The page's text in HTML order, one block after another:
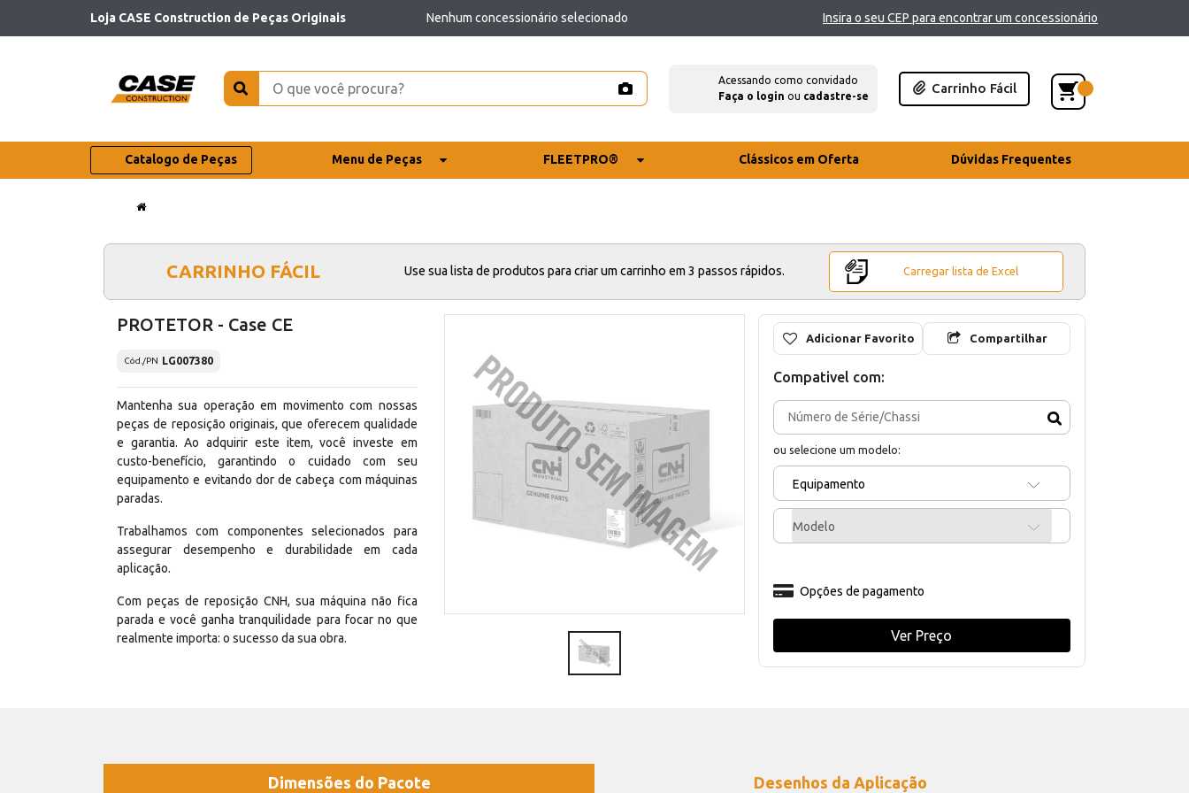
Loja CASE Construction de Peças Originais Nenhum concessionário selecionado Insira o seu CEP para encontrar um concessionário
Acessando como convidado
Faça o login ou cadastre-se
Carrinho Fácil
Catalogo de Peças Menu de Peças FLEETPRO® Clássicos em Oferta Dúvidas Frequentes
CARRINHO FÁCIL Use sua lista de produtos para criar um carrinho em 3 passos rápidos. Carregar lista de Excel
PROTETOR - Case CE
Cód./PN LG007380
Mantenha sua operação em movimento com nossas
peças de reposição originais, que oferecem qualidade
e garantia. Ao adquirir este item, você investe em
custo-benefício, garantindo o cuidado com seu
equipamento e evitando dor de cabeça com máquinas
paradas.
Trabalhamos com componentes selecionados para
assegurar desempenho e durabilidade em cada
aplicação.
Com peças de reposição CNH, sua máquina não fica
parada e você ganha tranquilidade para focar no que
realmente importa: o sucesso da sua obra.
Adicionar Favorito Compartilhar
Compativel com:
ou selecione um modelo:
Equipamento
Modelo
Opções de pagamento
Ver Preço
Dimensões do Pacote Desenhos da Aplicação